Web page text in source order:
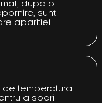
dupa o
sunt
aparitiei
de temperatura
a spori